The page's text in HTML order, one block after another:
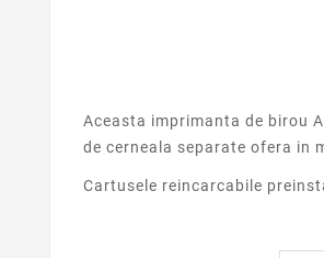
Aceasta imprimanta de birou
de cerneala separate ofera in
Cartusele reincarcabile